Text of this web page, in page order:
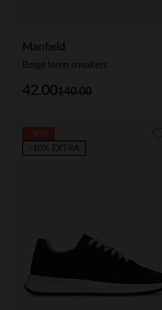
Manfield
Beige leren sneakers
140.00
42.00
-10% EXTRA